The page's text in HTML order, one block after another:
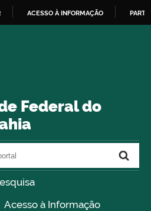
ACESSO À INFORMAÇÃO
Federal do
Acesso à Informação